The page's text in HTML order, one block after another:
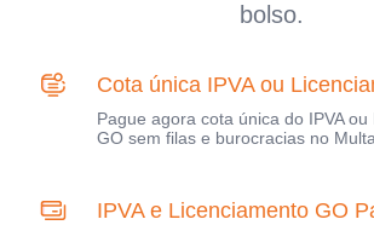
bolso.
Cota única IPVA ou
Pague agora cota única do IPVA
GO sem filas e burocracias no
IPVA e Licenciamento GO